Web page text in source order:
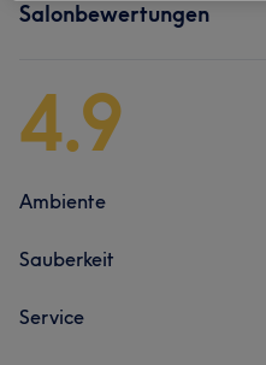
Salonbewertungen
4.9
Ambiente
Sauberkeit
Service